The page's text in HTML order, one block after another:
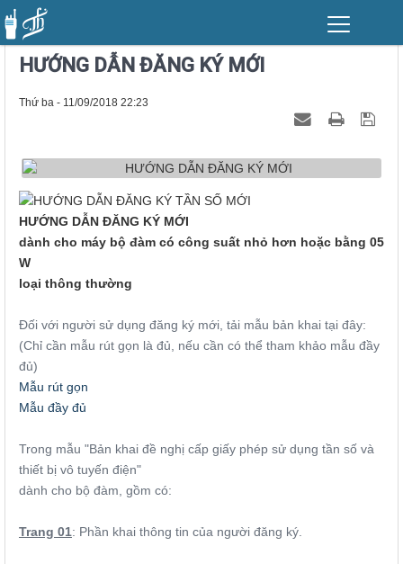
HƯỚNG DẪN ĐĂNG KÝ MỚI
Thứ ba - 11/09/2018 22:23
HƯỚNG DẪN ĐĂNG KÝ MỚI
dành cho máy bộ đàm có công suất nhỏ hơn hoặc bằng 05
W
loại thông thường
Đối với người sử dụng đăng ký mới, tải mẫu bản khai tại đây:
(Chỉ cần mẫu rút gọn là đủ, nếu cần có thể tham khảo mẫu đầy
đủ)
Mẫu rút gọn
Mẫu đầy đủ
Trong mẫu "Bản khai đề nghị cấp giấy phép sử dụng tần số và
thiết bị vô tuyến điện"
dành cho bộ đàm, gồm có:
Trang 01: Phần khai thông tin của người đăng ký.